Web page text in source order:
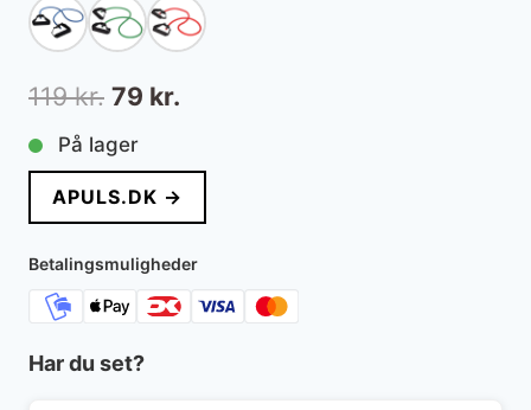
119kr. Den
oprindelige
pris
var:
119 kr..
79 kr.
pris
er:
79 kr..
På lager
APULS.DK →
Betalingsmuligheder
Har du set?